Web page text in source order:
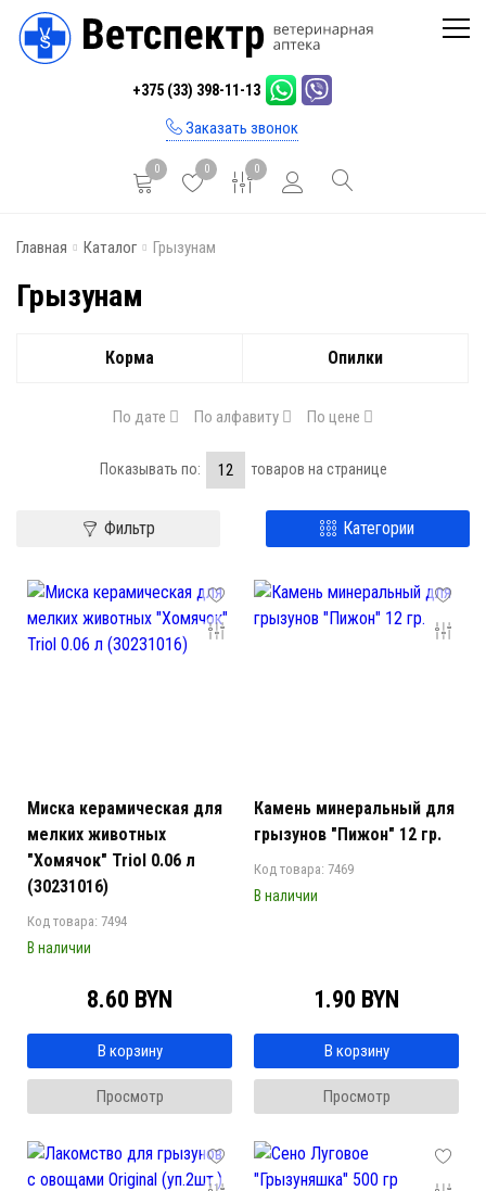
+375 (33) 398-11-13
Заказать звонок
0 0 0
Главная
Каталог
Бренды
Главная Каталог Грызунам
Грызунам
Корма Опилки
По дате По алфавиту По цене
Показывать по: товаров на странице
Фильтр Категории
Миска керамическая для
мелких животных
"Хомячок" Triol 0.06 л
(30231016)
Код товара: 7494
В наличии
8.60 BYN
В корзину
Просмотр
Камень минеральный для
грызунов "Пижон" 12 гр.
Код товара: 7469
В наличии
1.90 BYN
В корзину
Просмотр